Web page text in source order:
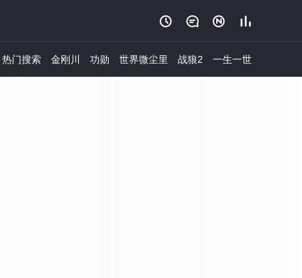
   
热门搜索 金刚川 功勋 世界微尘里 战狼2 一生一世